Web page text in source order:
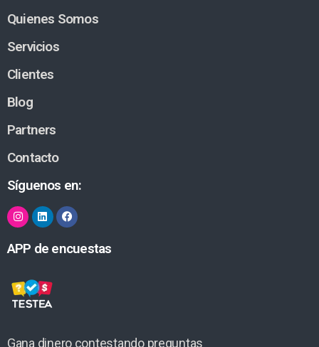
Quienes Somos
Servicios
Clientes
Blog
Partners
Contacto
Síguenos en:
APP de encuestas
Gana dinero contestando preguntas